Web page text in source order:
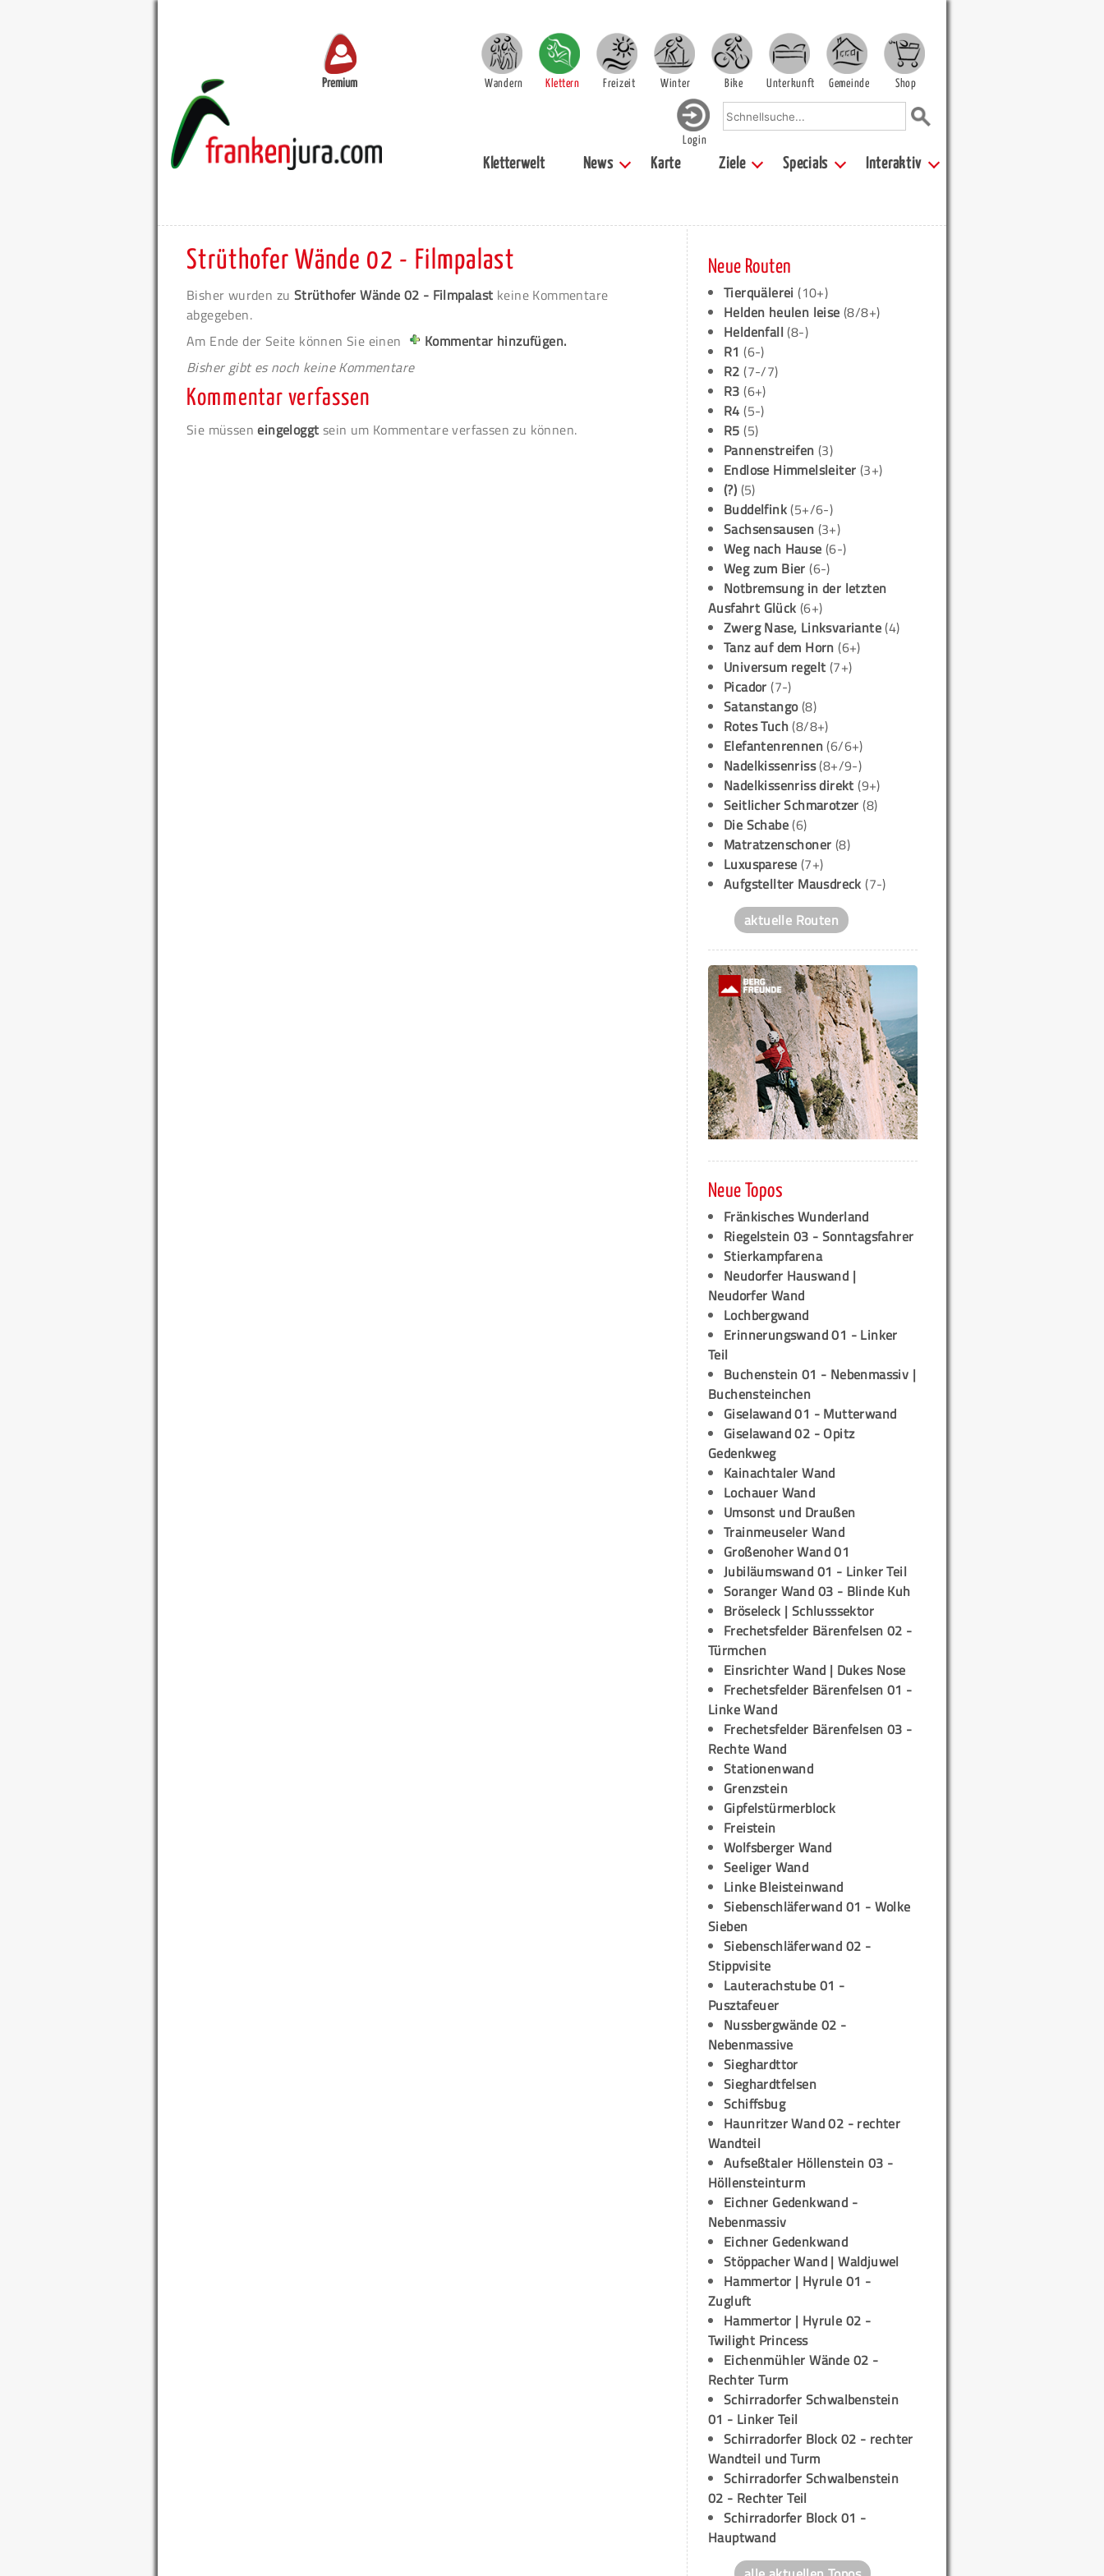
Premium Wandern Klettern Freizeit Winter Bike Unterkunft Gemeinde Shop
Login
Kletterwelt News Karte Ziele Specials Interaktiv
Strüthofer Wände 02 - Filmpalast
Bisher wurden zu Strüthofer Wände 02 - Filmpalast keine Kommentare
abgegeben.
Am Ende der Seite können Sie einen
Kommentar hinzufügen.
Bisher gibt es noch keine Kommentare
Kommentar verfassen
Sie müsseneingeloggt sein um Kommentare verfassen zu können.
Neue Routen
Tierquälerei (10+)
Helden heulen leise(8/8+)
Heldenfall(8-)
R1 (6-)
R2 (7-/7)
R3 (6+)
R4 (5-)
R5 (5)
Pannenstreifen (3)
Endlose Himmelsleiter (3+)
(?) (5)
Buddelfink(5+/6-)
Sachsensausen (3+)
Weg nach Hause (6-)
Weg zum Bier (6-)
Notbremsung in der letzten
Ausfahrt Glück (6+)
Zwerg Nase, Linksvariante(4)
Tanz auf dem Horn (6+)
Universum regelt (7+)
Picador (7-)
Satanstango(8)
Rotes Tuch(8/8+)
Elefantenrennen(6/6+)
Nadelkissenriss(8+/9-)
Nadelkissenriss direkt (9+)
Seitlicher Schmarotzer (8)
Die Schabe(6)
Matratzenschoner (8)
Luxusparese (7+)
Aufgstellter Mausdreck (7-)
aktuelle Routen
Neue Topos
Fränkisches Wunderland
Riegelstein 03 - Sonntagsfahrer
Stierkampfarena
Neudorfer Hauswand |
Neudorfer Wand
Lochbergwand
Erinnerungswand 01 - Linker
Teil
Buchenstein 01 - Nebenmassiv |
Buchensteinchen
Giselawand 01 - Mutterwand
Giselawand 02 - Opitz
Gedenkweg
Kainachtaler Wand
Lochauer Wand
Umsonst und Draußen
Trainmeuseler Wand
Großenoher Wand 01
Jubiläumswand 01 - Linker Teil
Soranger Wand 03 - Blinde Kuh
Bröseleck | Schlusssektor
Frechetsfelder Bärenfelsen 02 -
Türmchen
Einsrichter Wand | Dukes Nose
Frechetsfelder Bärenfelsen 01 -
Linke Wand
Frechetsfelder Bärenfelsen 03 -
Rechte Wand
Stationenwand
Grenzstein
Gipfelstürmerblock
Freistein
Wolfsberger Wand
Seeliger Wand
Linke Bleisteinwand
Siebenschläferwand 01 - Wolke
Sieben
Siebenschläferwand 02 -
Stippvisite
Lauterachstube 01 -
Pusztafeuer
Nussbergwände 02 -
Nebenmassive
Sieghardttor
Sieghardtfelsen
Schiffsbug
Haunritzer Wand 02 - rechter
Wandteil
Aufseßtaler Höllenstein 03 -
Höllensteinturm
Eichner Gedenkwand -
Nebenmassiv
Eichner Gedenkwand
Stöppacher Wand | Waldjuwel
Hammertor | Hyrule 01 -
Zugluft
Hammertor | Hyrule 02 -
Twilight Princess
Eichenmühler Wände 02 -
Rechter Turm
Schirradorfer Schwalbenstein
01 - Linker Teil
Schirradorfer Block 02 - rechter
Wandteil und Turm
Schirradorfer Schwalbenstein
02 - Rechter Teil
Schirradorfer Block 01 -
Hauptwand